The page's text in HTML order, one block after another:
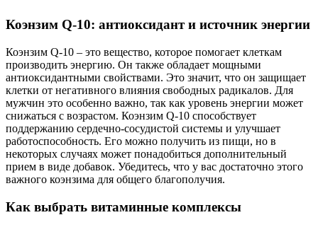
Коэнзим Q-10: антиоксидант и источник энергии
Коэнзим Q-10 – это вещество, которое помогает клеткам
производить энергию. Он также обладает мощными
антиоксидантными свойствами. Это значит, что он защищает
клетки от негативного влияния свободных радикалов. Для
мужчин это особенно важно, так как уровень энергии может
снижаться с возрастом. Коэнзим Q-10 способствует
поддержанию сердечно-сосудистой системы и улучшает
работоспособность. Его можно получить из пищи, но в
некоторых случаях может понадобиться дополнительный
прием в виде добавок. Убедитесь, что у вас достаточно этого
важного коэнзима для общего благополучия.
Как выбрать витаминные комплексы